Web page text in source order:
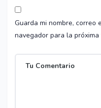
Guarda mi nombre,
navegador para la próxima